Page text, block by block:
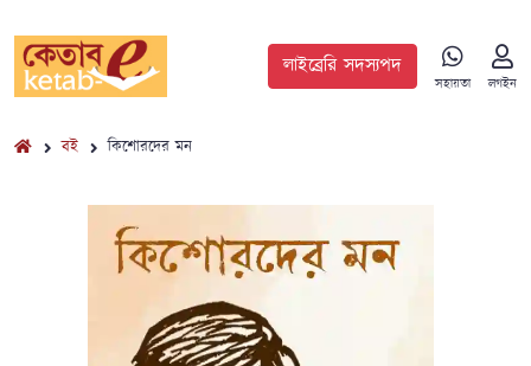
লাইব্রেরি সদস্যপদ
সহায়তা লগইন
বই কিশোরদের মন